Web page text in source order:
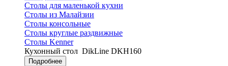
Столы для маленькой кухни
Столы из Малайзии
Столы консольные
Столы круглые раздвижные
Столы Kenner
Кухонный стол DikLine DKH160
Подробнее